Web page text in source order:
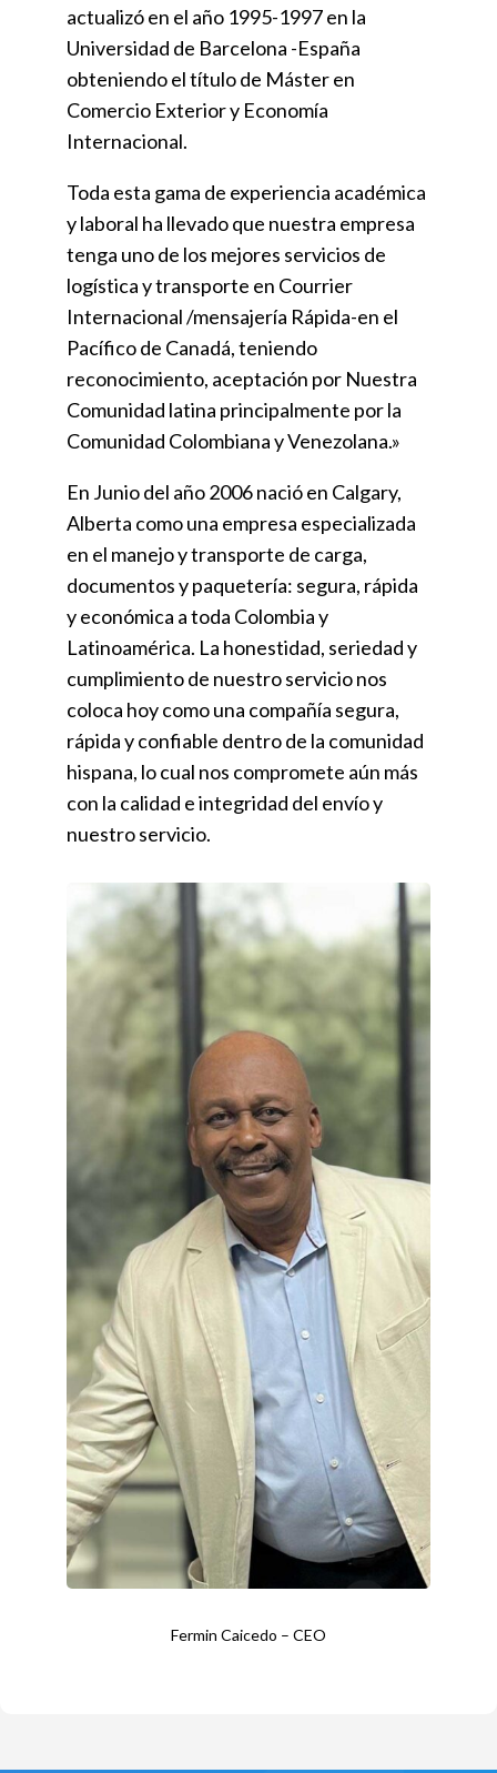
actualizó en el año 1995-1997 en la
Universidad de Barcelona -España
obteniendo el título de Máster en
Comercio Exterior y Economía
Internacional.
Toda esta gama de experiencia académica
y laboral ha llevado que nuestra empresa
tenga uno de los mejores servicios de
logística y transporte en Courrier
Internacional /mensajería Rápida-en el
Pacífico de Canadá, teniendo
reconocimiento, aceptación por Nuestra
Comunidad latina principalmente por la
Comunidad Colombiana y Venezolana.»
En Junio del año 2006 nació en Calgary,
Alberta como una empresa especializada
en el manejo y transporte de carga,
documentos y paquetería: segura, rápida
y económica a toda Colombia y
Latinoamérica. La honestidad, seriedad y
cumplimiento de nuestro servicio nos
coloca hoy como una compañía segura,
rápida y confiable dentro de la comunidad
hispana, lo cual nos compromete aún más
con la calidad e integridad del envío y
nuestro servicio.
Fermin Caicedo – CEO